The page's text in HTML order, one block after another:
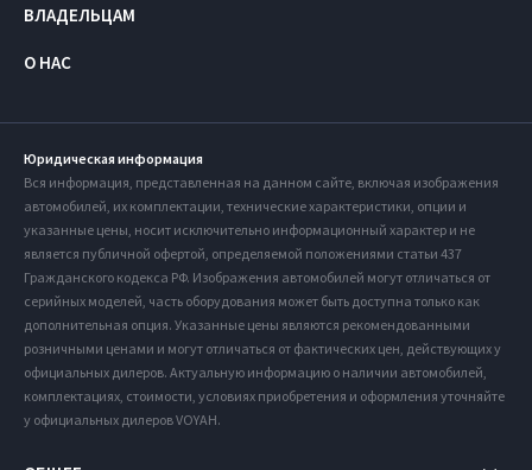
ВЛАДЕЛЬЦАМ
О НАС
Юридическая информация
Вся информация, представленная на данном сайте, включая изображения
автомобилей, их комплектации, технические характеристики, опции и
указанные цены, носит исключительно информационный характер и не
является публичной офертой, определяемой положениями статьи 437
Гражданского кодекса РФ. Изображения автомобилей могут отличаться от
серийных моделей, часть оборудования может быть доступна только как
дополнительная опция. Указанные цены являются рекомендованными
розничными ценами и могут отличаться от фактических цен, действующих у
официальных дилеров. Актуальную информацию о наличии автомобилей,
комплектациях, стоимости, условиях приобретения и оформления уточняйте
у официальных дилеров VOYAH.